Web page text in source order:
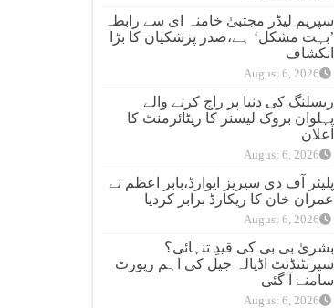
سپریم لیڈر مجتبیٰ خامنہ ای سے رابطہ
’بہت مشکل‘ ہے،صدر پزشکیان کا بڑا
انکشاف
August 6, 2026
ریسلنگ کی دنیا پر راج کرنے والے
پہلوان بروک لیسنر کا ریٹائرمنٹ کا
اعلان
August 6, 2026
پلیئر آف دی سیریز ایوارڈ،بابر اعظم نے
عمران خان کا ریکارڈ برابر کردیا
August 6, 2026
بشریٰ بی بی کی قیدِ تنہائی؟
سپرنٹنڈنٹ اڈیالہ جیل کی اہم رپورٹ
سامنے آ گئی
August 6, 2026